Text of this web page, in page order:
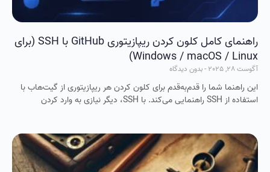
راهنمای کامل کلون کردن ریپازیتوری GitHub با SSH (برای
Windows / macOS / Linux)
آگوست 28, 2025 بدون دیدگاه
این راهنما شما را قدم‌به‌قدم برای کلون کردن هر ریپازیتوری از گیت‌هاب با
استفاده از SSH راهنمایی می‌کند. با SSH، دیگر نیازی به وارد کردن